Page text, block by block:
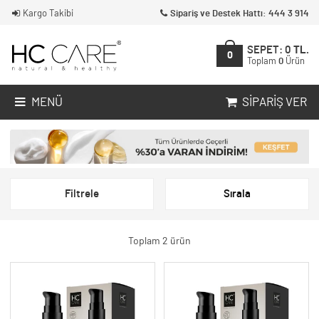
Kargo Takibi Sipariş ve Destek Hattı: 444 3 914
0
SEPET: 0 TL.
Toplam 0 Ürün
MENÜ SIPARIŞ VER
Filtrele Sırala
Toplam 2 ürün